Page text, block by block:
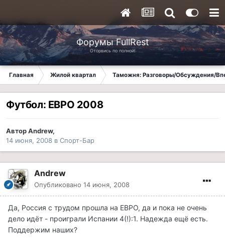
Форумы FullRest
Оторвись по полной!
Главная Жилой квартал Таможня: Разговоры/Обсуждения/
Футбол: ЕВРО 2008
АвторAndrew,
14 июня, 2008 в Спорт-Бар
Andrew
Опубликовано 14 июня, 2008
Да, Россия с трудом прошла на ЕВРО, да и пока не очень
дело идёт - проиграли Испании 4(!):1. Надежда ещё есть.
Поддержим наших?